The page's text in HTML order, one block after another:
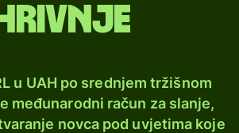
hrivnje
u UAH po srednjem tržišnom
međunarodni račun za slanje,
novca pod uvjetima koje